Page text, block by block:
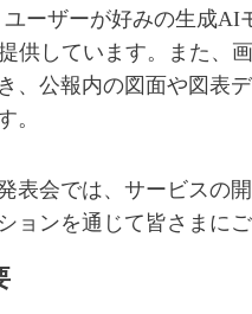
ユーザーが好みの生成
供しています。また、
、公報内の図面や図表
。
表会では、サービスの
ョンを通じて皆さまに